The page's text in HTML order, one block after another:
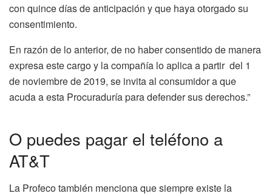
con quince días de anticipación y que haya otorgado su
consentimiento.
En razón de lo anterior, de no haber consentido de manera
expresa este cargo y la compañía lo aplica a partir del 1
de noviembre de 2019, se invita al consumidor a que
acuda a esta Procuraduría para defender sus derechos.”
O puedes pagar el teléfono a
AT&T
La Profeco también menciona que siempre existe la